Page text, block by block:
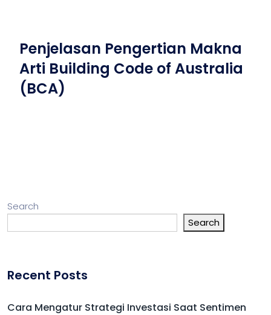
Penjelasan Pengertian Makna
Arti Building Code of Australia
(BCA)
Search
Search
Recent Posts
Cara Mengatur Strategi Investasi Saat Sentimen